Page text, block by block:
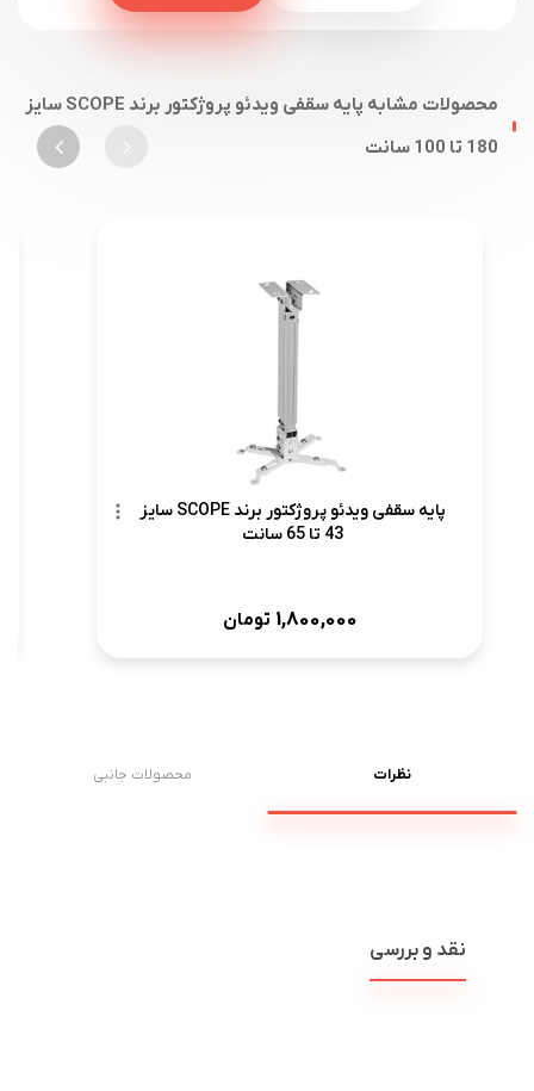
محصولات مشابه پایه سقفی ویدئو پروژکتور برند SCOPE سایز
180 تا 100 سانت
پایه سقفی ویدئو پروژکتور برند SCOPE سایز
43 تا 65 سانت
1,800,000 تومان
نظرات محصولات جانبی
نقد و بررسی